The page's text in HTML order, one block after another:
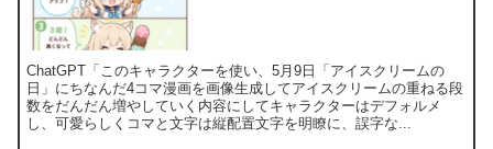
ChatGPT「このキャラクターを使い、5月9日「アイスクリームの
日」にちなんだ4コマ漫画を画像生成してアイスクリームの重ねる段
数をだんだん増やしていく内容にしてキャラクターはデフォルメ
し、可愛らしくコマと文字は縦配置文字を明瞭に、誤字な...